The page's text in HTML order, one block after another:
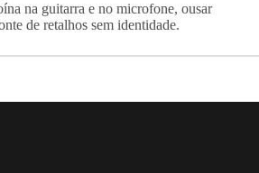
na guitarra e no microfone, ousar
de retalhos sem identidade.